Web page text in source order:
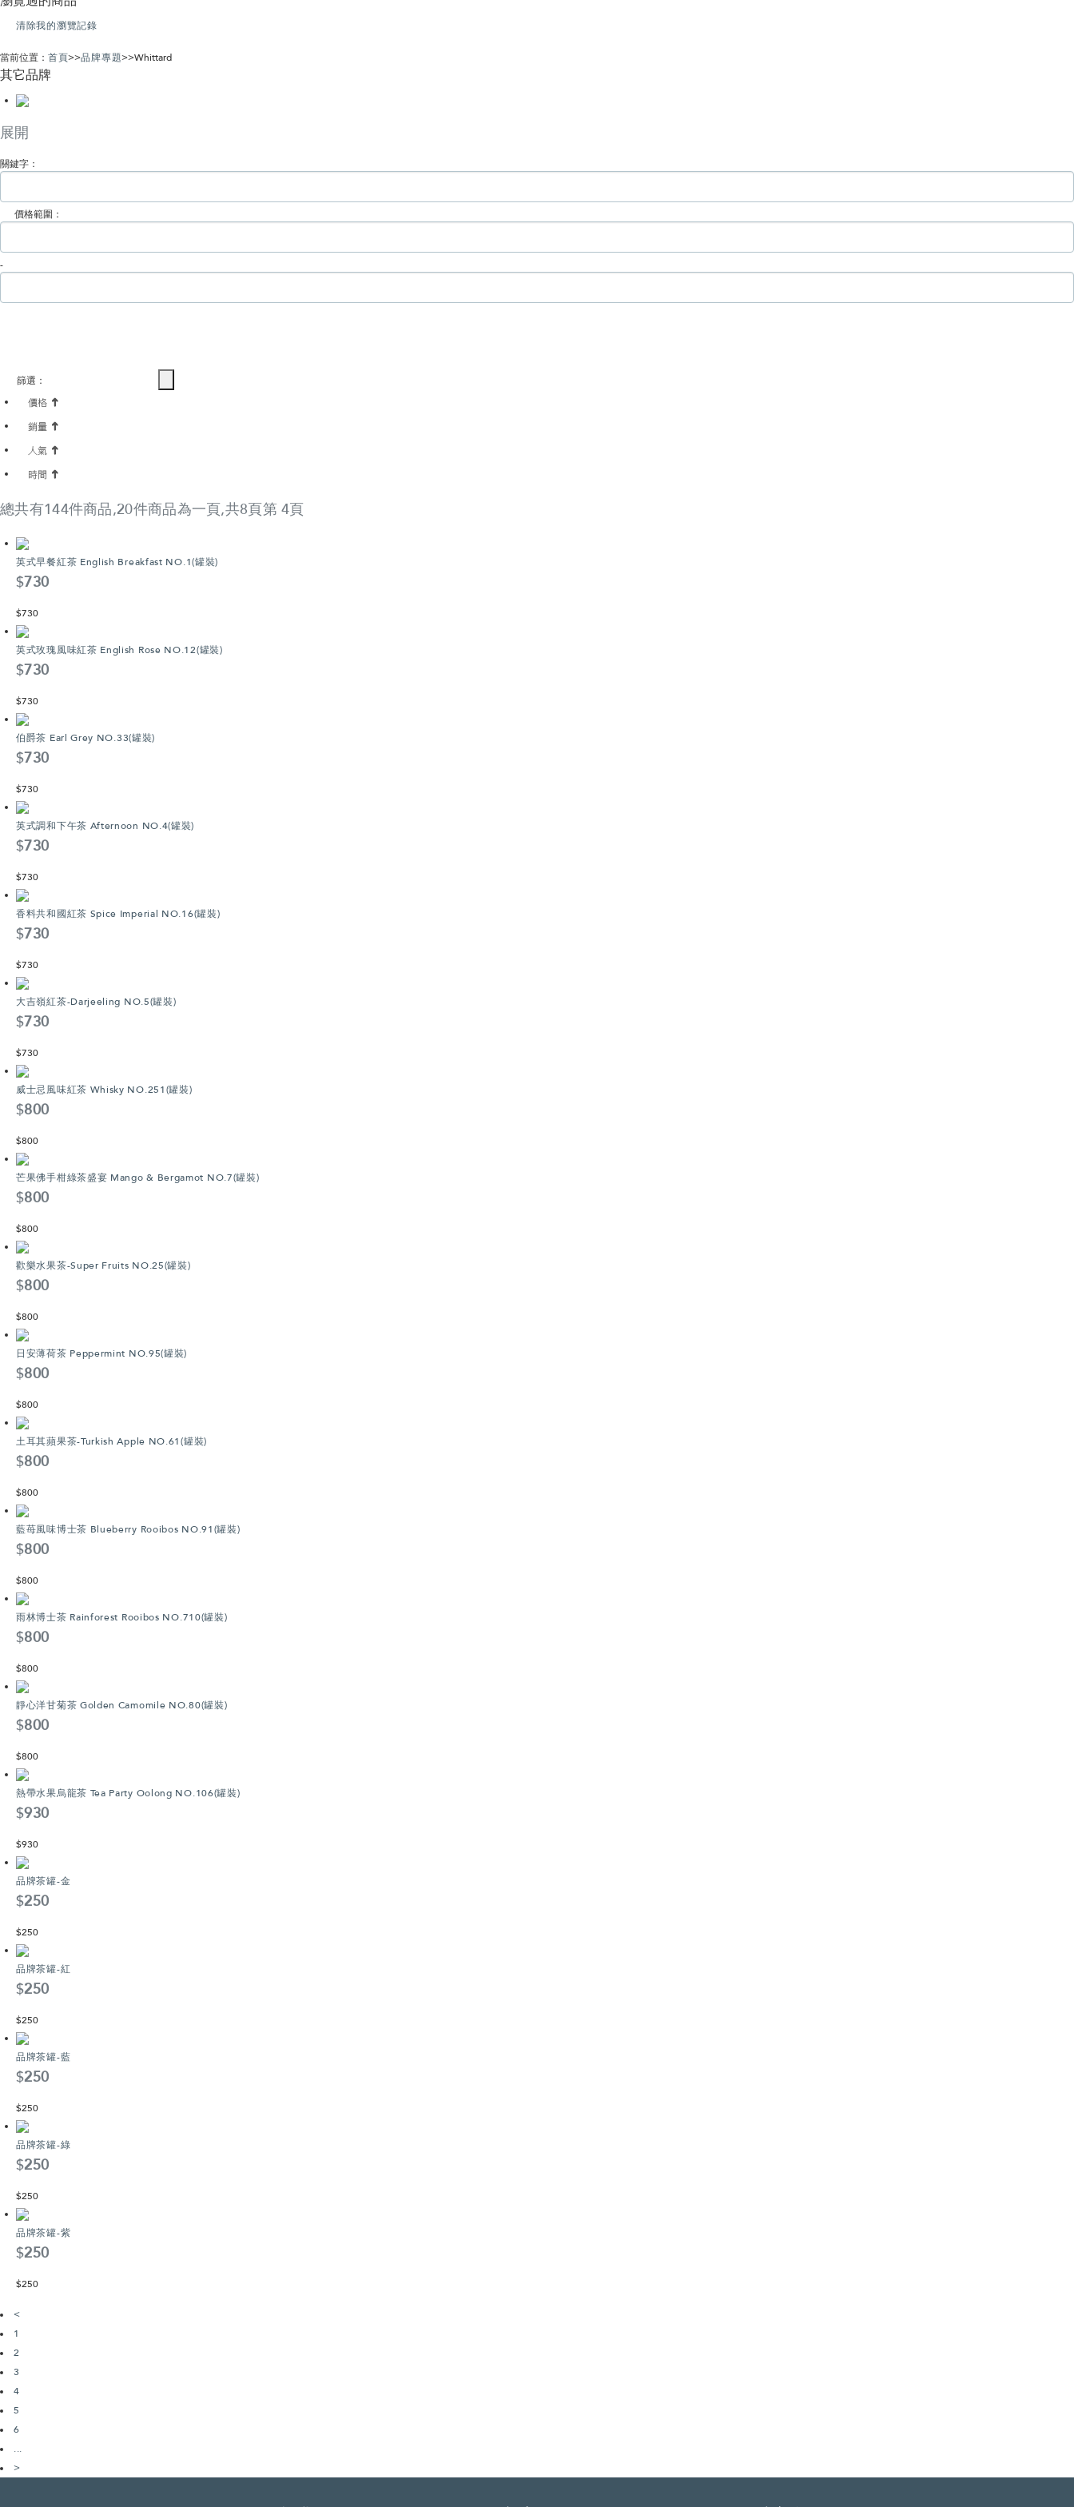
清除我的瀏覽記錄
當前位置： 首頁>>品牌專題>>Whittard
其它品牌
展開
關鍵字：
價格範圍：
-
篩選：
總共有144件商品,20件商品為一頁,共8頁第 4頁
英式早餐紅茶 English Breakfast NO.1(罐裝)
$730
$730
英式玫瑰風味紅茶 English Rose NO.12(罐裝)
$730
$730
伯爵茶 Earl Grey NO.33(罐裝)
$730
$730
英式調和下午茶 Afternoon NO.4(罐裝)
$730
$730
香料共和國紅茶 Spice Imperial NO.16(罐裝)
$730
$730
大吉嶺紅茶-Darjeeling NO.5(罐裝)
$730
$730
威士忌風味紅茶 Whisky NO.251(罐裝)
$800
$800
芒果佛手柑綠茶盛宴 Mango & Bergamot NO.7(罐裝)
$800
$800
歡樂水果茶-Super Fruits NO.25(罐裝)
$800
$800
日安薄荷茶 Peppermint NO.95(罐裝)
$800
$800
土耳其蘋果茶-Turkish Apple NO.61(罐裝)
$800
$800
藍苺風味博士茶 Blueberry Rooibos NO.91(罐裝)
$800
$800
雨林博士茶 Rainforest Rooibos NO.710(罐裝)
$800
$800
靜心洋甘菊茶 Golden Camomile NO.80(罐裝)
$800
$800
熱帶水果烏龍茶 Tea Party Oolong NO.106(罐裝)
$930
$930
品牌茶罐-金
$250
$250
品牌茶罐-紅
$250
$250
品牌茶罐-藍
$250
$250
品牌茶罐-綠
$250
$250
品牌茶罐-紫
$250
$250
<
1
2
3
4
5
6
...
>